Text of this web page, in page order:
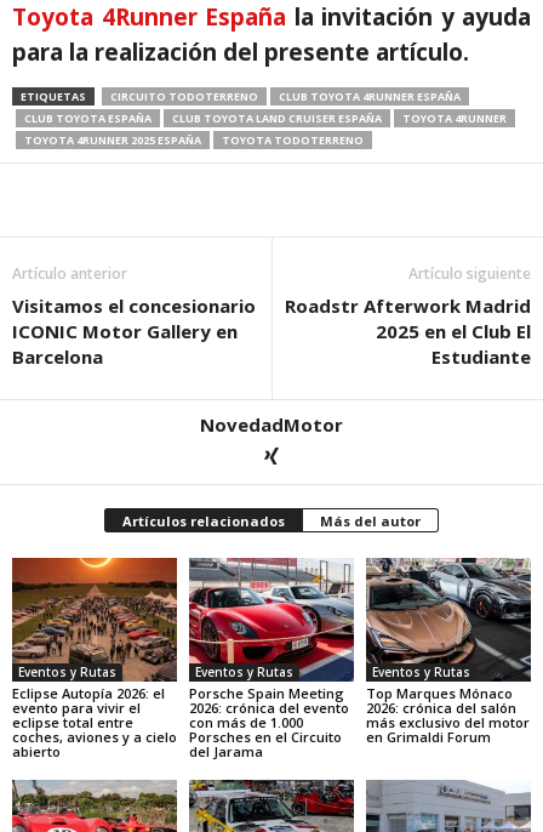
Toyota 4Runner España la invitación y ayuda
para la realización del presente artículo.
ETIQUETAS CIRCUITO TODOTERRENO
CLUB TOYOTA 4RUNNER ESPAÑA
CLUB TOYOTA ESPAÑA
CLUB TOYOTA LAND CRUISER ESPAÑA
TOYOTA 4RUNNER
TOYOTA 4RUNNER 2025 ESPAÑA
TOYOTA TODOTERRENO
Artículo anterior
Visitamos el concesionario
ICONIC Motor Gallery en
Barcelona
Artículo siguiente
Roadstr Afterwork Madrid
2025 en el Club El
Estudiante
NovedadMotor
Artículos relacionados Más del autor
Eventos y Rutas
Eclipse Autopía 2026: el
evento para vivir el
eclipse total entre
coches, aviones y a cielo
abierto
Eventos y Rutas
Porsche Spain Meeting
2026: crónica del evento
con más de 1.000
Porsches en el Circuito
del Jarama
Eventos y Rutas
Top Marques Mónaco
2026: crónica del salón
más exclusivo del motor
en Grimaldi Forum